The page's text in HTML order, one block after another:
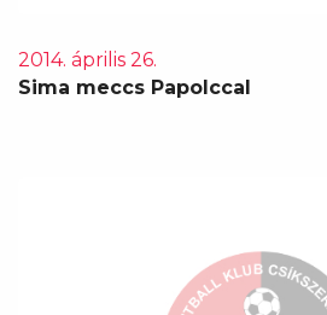
2014. április 26.
Sima meccs Papolccal